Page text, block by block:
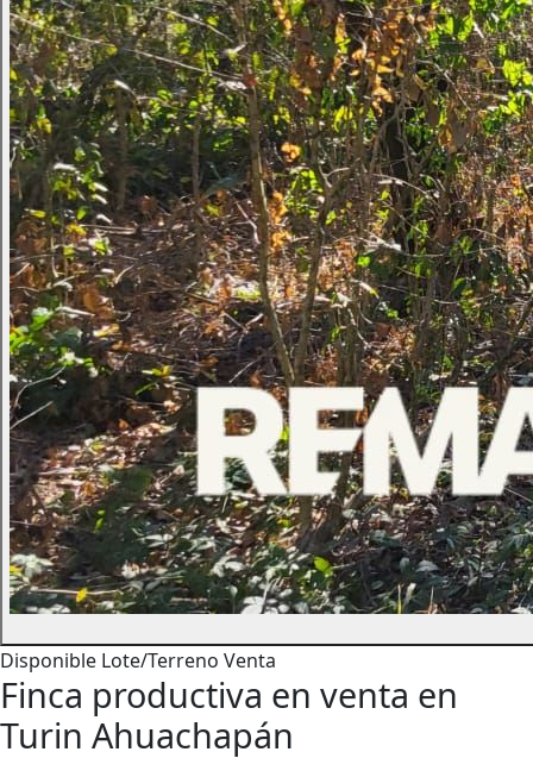
Disponible Lote/Terreno Venta
Finca productiva en venta en
Turin Ahuachapán